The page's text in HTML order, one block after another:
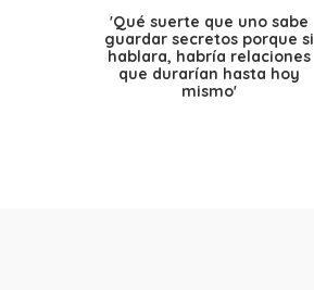
'Qué suerte que uno sabe
guardar secretos porque si
hablara, habría relaciones
que durarían hasta hoy
mismo'